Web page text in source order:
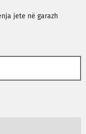
jete në garazh